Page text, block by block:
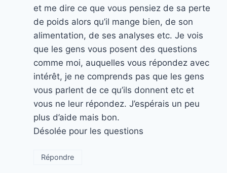
et me dire ce que vous pensiez de sa perte
de poids alors qu’il mange bien, de son
alimentation, de ses analyses etc. Je vois
que les gens vous posent des questions
comme moi, auquelles vous répondez avec
intérêt, je ne comprends pas que les gens
vous parlent de ce qu’ils donnent etc et
vous ne leur répondez. J’espérais un peu
plus d’aide mais bon.
Désolée pour les questions
Répondre